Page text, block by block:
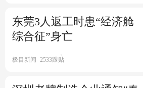
东莞3人返工时患“经济舱
综合征”身亡
极目新闻 2533跟贴